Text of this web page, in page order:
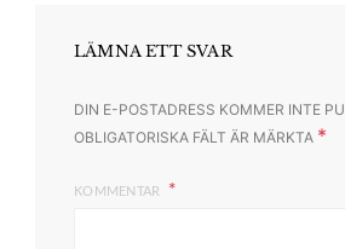
LÄMNA ETT SVAR
DIN E-POSTADRESS KOMMER INTE
OBLIGATORISKA FÄLT ÄR MÄRKTA *
KOMMENTAR